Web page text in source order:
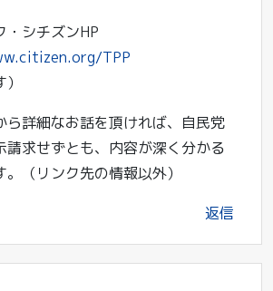
・シチズンHP
TPP
ら詳細なお話を頂ければ、自民党
請求せずとも、内容が深く分かる
。（リンク先の情報以外）
返信